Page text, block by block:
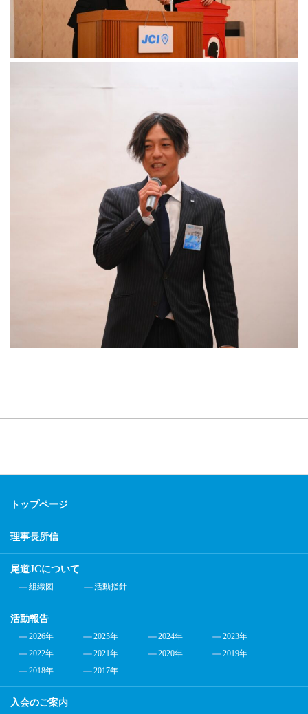
トップページ
理事長所信
尾道JCについて
組織図 活動指針
活動報告
2026年 2025年 2024年
2023年
2022年
2021年 2020年
2019年
2018年
2017年
入会のご案内